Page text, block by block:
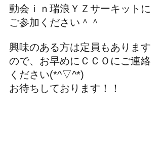
動会ｉｎ瑞浪ＹＺサーキットに
ご参加ください＾＾
興味のある方は定員もあります
ので、お早めにＣＣＯにご連絡
ください(*^▽^*)
お待ちしております！！